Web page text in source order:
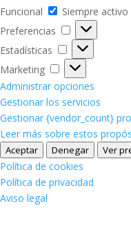
Funcional
Funcional
Siempre activo
Preferencias
Preferencias
Estadísticas
Estadísticas
Marketing
Marketing
Administrar opciones
Gestionar los servicios
Gestionar {vendor_count}
Leer más sobre estos
Aceptar Denegar Ver
Política de cookies
Política de privacidad
Aviso legal